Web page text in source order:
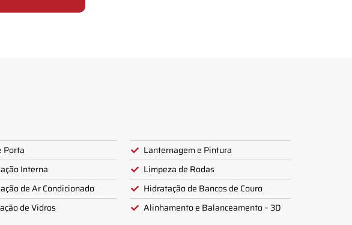
Porta
Lanternagem e Pintura
Interna
Limpeza de Rodas
de Ar Condicionado
Hidratação de Bancos de Couro
de Vidros Alinhamento e Balanceamento – 3D